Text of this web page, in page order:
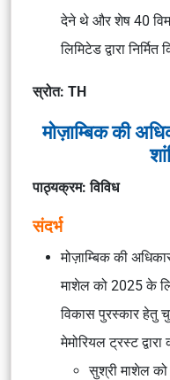
देने थे और शेष 40
लिमिटेडद्वारा
स्रोत: TH
मोज़ाम्बिक की
पाठ्यक्रम: विविध
संदर्भ
मोज़ाम्बिक की
माशेलको 2025 के
विकास पुरस्कारहेतु
मेमोरियल ट्रस्ट
सुश्री माशेल को